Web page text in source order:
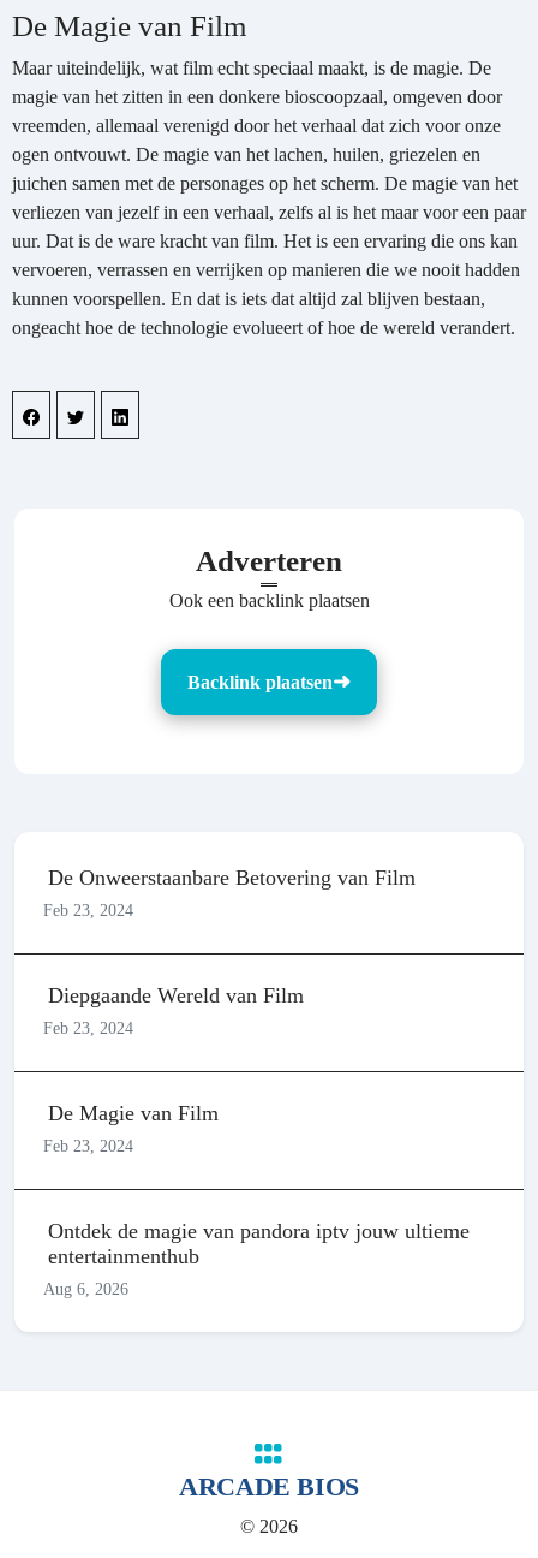
De Magie van Film
Maar uiteindelijk, wat film echt speciaal maakt, is de magie. De
magie van het zitten in een donkere bioscoopzaal, omgeven door
vreemden, allemaal verenigd door het verhaal dat zich voor onze
ogen ontvouwt. De magie van het lachen, huilen, griezelen en
juichen samen met de personages op het scherm. De magie van het
verliezen van jezelf in een verhaal, zelfs al is het maar voor een paar
uur. Dat is de ware kracht van film. Het is een ervaring die ons kan
vervoeren, verrassen en verrijken op manieren die we nooit hadden
kunnen voorspellen. En dat is iets dat altijd zal blijven bestaan,
ongeacht hoe de technologie evolueert of hoe de wereld verandert.
Adverteren
Ook een backlink plaatsen
Backlink plaatsen
De Onweerstaanbare Betovering van Film
Feb 23, 2024
Diepgaande Wereld van Film
Feb 23, 2024
De Magie van Film
Feb 23, 2024
Ontdek de magie van pandora iptv jouw ultieme
entertainmenthub
Aug 6, 2026
ARCADE BIOS
© 2026